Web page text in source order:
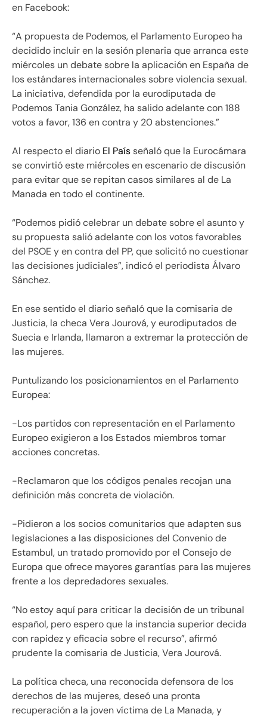
en Facebook:
“A propuesta de Podemos, el Parlamento Europeo ha
decidido incluir en la sesión plenaria que arranca este
miércoles un debate sobre la aplicación en España de
los estándares internacionales sobre violencia sexual.
La iniciativa, defendida por la eurodiputada de
Podemos Tania González, ha salido adelante con 188
votos a favor, 136 en contra y 20 abstenciones.”
Al respecto el diario El Paísseñaló que la Eurocámara
se convirtió este miércoles en escenario de discusión
para evitar que se repitan casos similares al de La
Manada en todo el continente.
“Podemos pidió celebrar un debate sobre el asunto y
su propuesta salió adelante con los votos favorables
del PSOE y en contra del PP, que solicitó no cuestionar
las decisiones judiciales”, indicó el periodista Álvaro
Sánchez.
En ese sentido el diario señaló que la comisaria de
Justicia, la checa Vera Jourová, y eurodiputados de
Suecia e Irlanda, llamaron a extremar la protección de
las mujeres.
Puntulizando los posicionamientos en el Parlamento
Europea:
-Los partidos con representación en el Parlamento
Europeo exigieron a los Estados miembros tomar
acciones concretas.
-Reclamaron que los códigos penales recojan una
definición más concreta de violación.
-Pidieron a los socios comunitarios que adapten sus
legislaciones a las disposiciones del Convenio de
Estambul, un tratado promovido por el Consejo de
Europa que ofrece mayores garantías para las mujeres
frente a los depredadores sexuales.
“No estoy aquí para criticar la decisión de un tribunal
español, pero espero que la instancia superior decida
con rapidez y eficacia sobre el recurso”, afirmó
prudente la comisaria de Justicia, Vera Jourová.
La política checa, una reconocida defensora de los
derechos de las mujeres, deseó una pronta
recuperación a la joven víctima de La Manada, y